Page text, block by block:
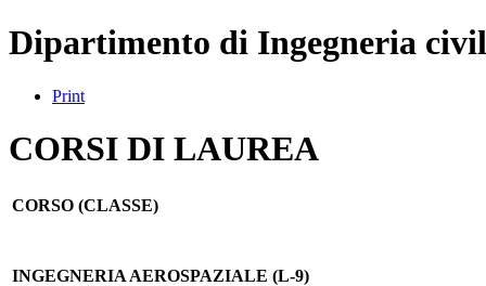
Dipartimento di Ingegneria
Print
CORSI DI LAUREA
CORSO (CLASSE)
INGEGNERIA AEROSPAZIALE (L-9)